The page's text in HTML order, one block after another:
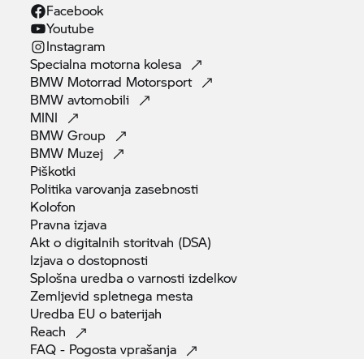
Facebook
Youtube
Instagram
Specialna motorna kolesa
BMW Motorrad Motorsport
BMWavtomobili
MINI
BMWGroup
BMW Muzej
Piškotki
Politika varovanjazasebnosti
Kolofon
Pravnaizjava
Akt o digitalnih storitvah (DSA)
Izjava odostopnosti
Splošna uredba o varnostiizdelkov
Zemljevid spletnega mesta
Uredba EU o baterijah
Reach
FAQ - Pogostavprašanja